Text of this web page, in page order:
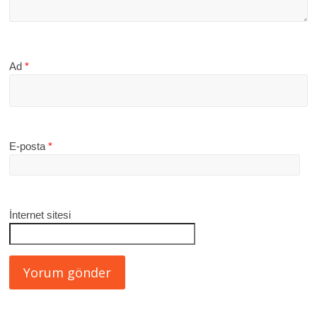
Ad*
E-posta*
İnternet sitesi